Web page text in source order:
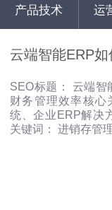
产品技术 运
云端智能ERP
字管理解决方案
SEO标题： 云端智
财务管理效率核心
统、企业ERP解决
关键词： 进销存管